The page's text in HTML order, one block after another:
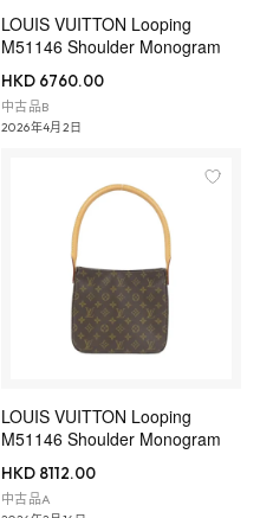
LOUIS VUITTON Looping
M51146 Shoulder Monogram
HKD 6760.00
中古品B
2026年4月2日
LOUIS VUITTON Looping
M51146 Shoulder Monogram
HKD 8112.00
中古品A